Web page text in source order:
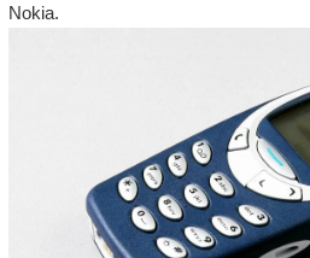
Nokia.